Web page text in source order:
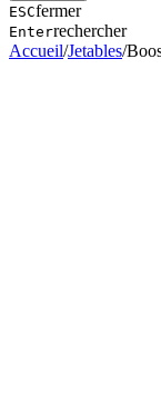
ESCfermer
Enterrechercher
Accueil/Jetables/